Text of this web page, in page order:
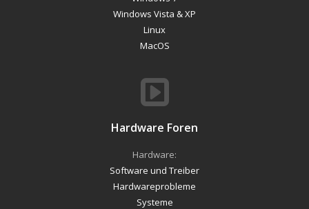
Windows Vista & XP
Linux
MacOS
Hardware Foren
Hardware:
Software und Treiber
Hardwareprobleme
Systeme